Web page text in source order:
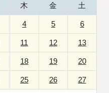
木 金 土
4 5 6
11 12 13
18 19 20
25 26 27